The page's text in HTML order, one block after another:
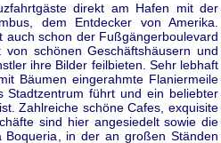
direkt am Hafen mit der
dem Entdecker von Amerika.
auch schon der Fußgängerboulevard
schönen Geschäftshäusern und
ihre Bilder feilbieten. Sehr lebhaft
Bäumen eingerahmte Flaniermeile
Stadtzentrum führt und ein beliebter
Zahlreiche schöne Cafes, exquisite
sind hier angesiedelt sowie die
in der an großen Ständen